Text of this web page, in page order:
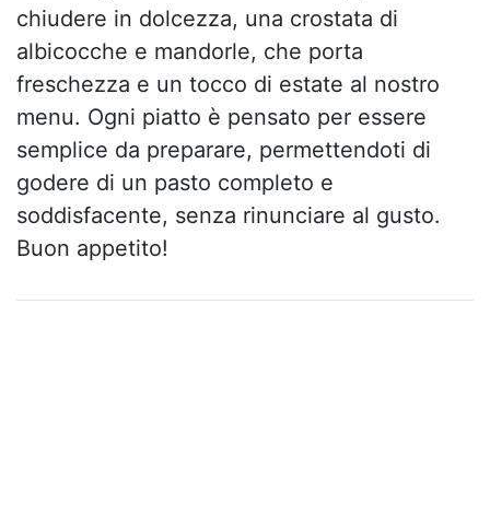
chiudere in dolcezza, una crostata di
albicocche e mandorle, che porta
freschezza e un tocco di estate al nostro
menu. Ogni piatto è pensato per essere
semplice da preparare, permettendoti di
godere di un pasto completo e
soddisfacente, senza rinunciare al gusto.
Buon appetito!